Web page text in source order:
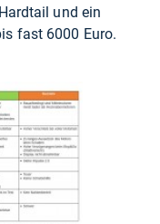
und ein
fast 6000 Euro.